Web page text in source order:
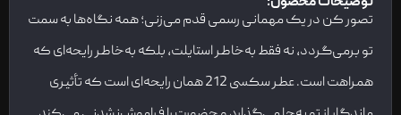
تصور کن در یک مهمانی رسمی قدم می‌زنی؛ همه نگاه‌ها به سمت
تو برمی‌گردد، نه فقط به‌خاطر استایلت، بلکه به‌خاطر رایحه‌ای که
همراهت است. عطر سکسی 212 همان رایحه‌ای است که تأثیری